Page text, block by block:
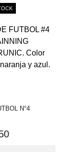
N°4